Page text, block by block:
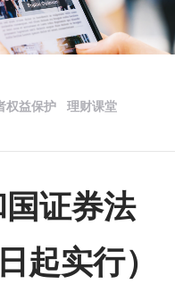
权益保护
理财课堂
证券法
起实行）